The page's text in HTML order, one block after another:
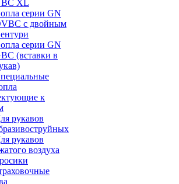
XL
серии GN
с двойным
серии GN
(вставки в
к
рукавов
рукавов
воздуха